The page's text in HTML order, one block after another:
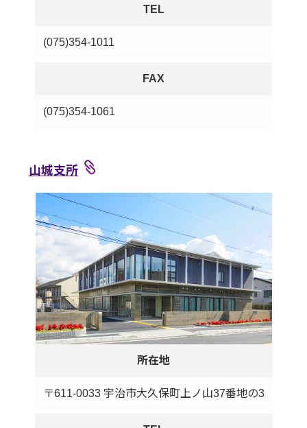
TEL
(075)354-1011
FAX
(075)354-1061
山城支所
所在地
〒611-0033 宇治市大久保町上ノ山37番地の3